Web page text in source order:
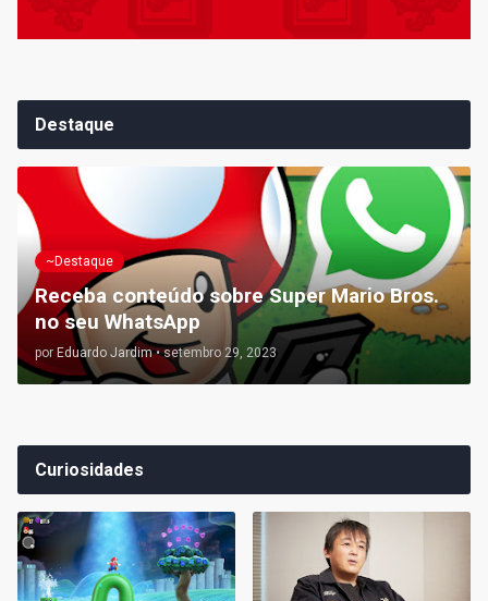
Destaque
~Destaque
Receba conteúdo sobre Super Mario Bros.
no seu WhatsApp
por Eduardo Jardim • setembro 29, 2023
Curiosidades